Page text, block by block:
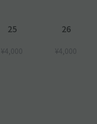
25
¥4,000
26
¥4,000